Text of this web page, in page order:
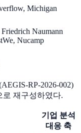
Michigan
Naumann
Nucamp
RP-2026-002)
로 재구성하였다.
기업 분석
대응 축